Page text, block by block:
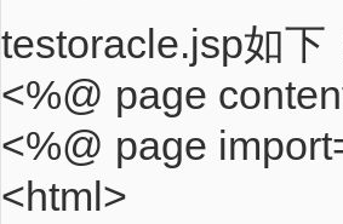
testoracle.jsp如下
<%@ page
<%@ page
<html>